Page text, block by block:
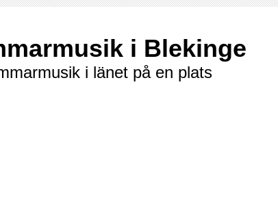
i Blekinge
i länet på en plats